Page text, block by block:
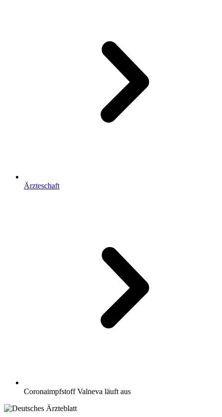
Ärzteschaft
Coronaimpfstoff Valneva läuft aus